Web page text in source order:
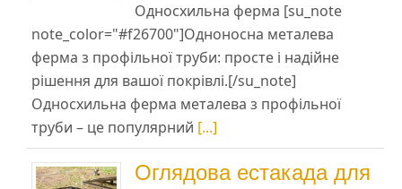
Односхильна ферма [su_note
note_color="#f26700"]Одноносна металева
ферма з профільної труби: просте і надійне
рішення для вашої покрівлі.[/su_note]
Односхильна ферма металева з профільної
труби – це популярний [...]
Оглядова естакада для